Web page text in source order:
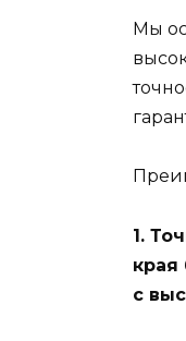
Мы
1.
края
с